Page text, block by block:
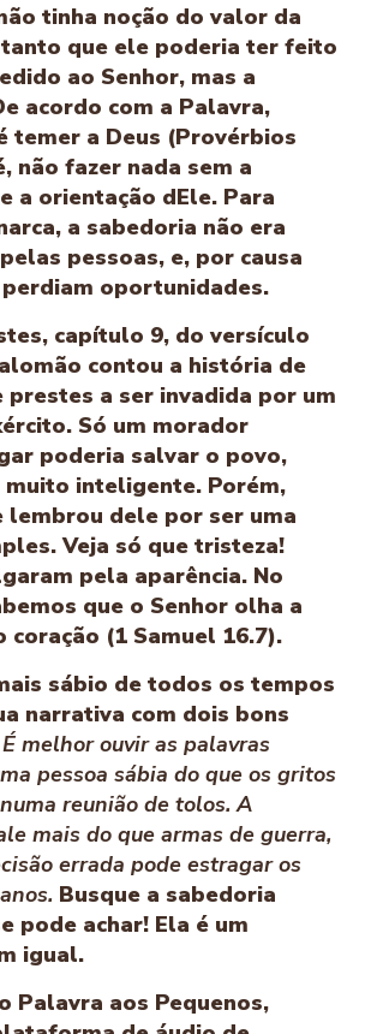
tinha noção do valor da
que ele poderia ter feito
ao Senhor, mas a
acordo com a Palavra,
temer a Deus (Provérbios
não fazer nada sem a
a orientação dEle. Para
a sabedoria não era
pessoas, e, por causa
oportunidades.
capítulo 9, do versículo
contou a história de
prestes a ser invadida por um
Só um morador
poderia salvar o povo,
muito inteligente. Porém,
lembrou dele por ser uma
Veja só que tristeza!
pela aparência. No
que o Senhor olha a
coração (1 Samuel 16.7).
sábio de todos os tempos
narrativa com dois bons
É melhor ouvir as palavras
pessoa sábia do que os gritos
reunião de tolos. A
mais do que armas de guerra,
errada pode estragar os
Busque a sabedoria
pode achar! Ela é um
igual.
Palavra aos Pequenos,